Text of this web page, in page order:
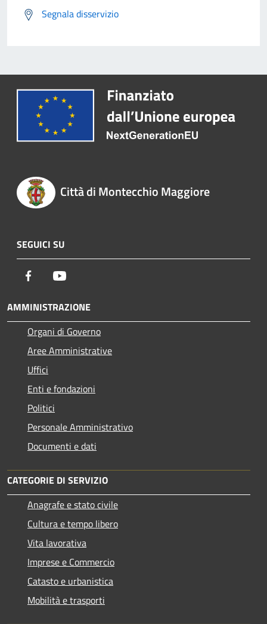
Segnala disservizio
Città di Montecchio Maggiore
SEGUICI SU
Facebook
AMMINISTRAZIONE
Organi di Governo
Aree Amministrative
Uffici
Enti e fondazioni
Politici
Personale Amministrativo
Documenti e dati
CATEGORIE DI SERVIZIO
Anagrafe e stato civile
Cultura e tempo libero
Vita lavorativa
Imprese e Commercio
Catasto e urbanistica
Mobilità e trasporti